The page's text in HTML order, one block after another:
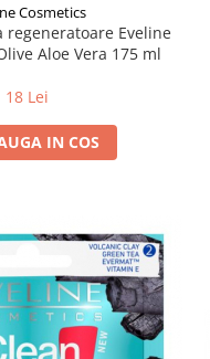
Cosmetics
regeneratoare Eveline
Aloe Vera 175 ml
18 Lei
IN COS